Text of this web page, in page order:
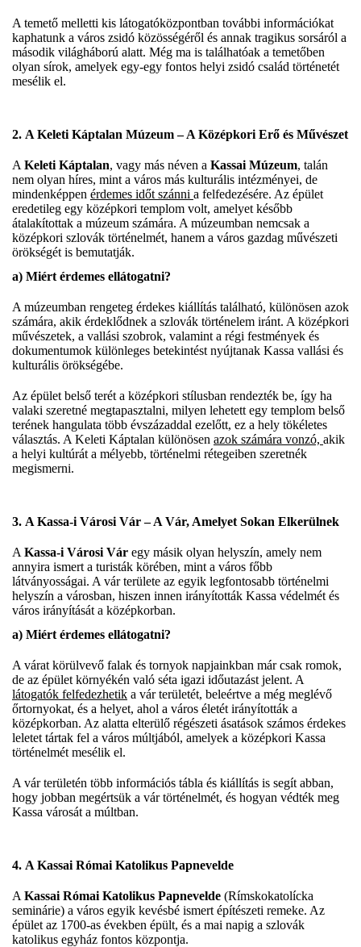
A temető melletti kis látogatóközpontban további információkat
kaphatunk a város zsidó közösségéről és annak tragikus sorsáról a
második világháború alatt. Még ma is találhatóak a temetőben
olyan sírok, amelyek egy-egy fontos helyi zsidó család történetét
mesélik el.
2. A Keleti Káptalan Múzeum – A Középkori Erő és Művészet
A Keleti Káptalan, vagy más néven a Kassai Múzeum, talán
nem olyan híres, mint a város más kulturális intézményei, de
mindenképpen érdemes időt szánni a felfedezésére. Az épület
eredetileg egy középkori templom volt, amelyet később
átalakítottak a múzeum számára. A múzeumban nemcsak a
középkori szlovák történelmét, hanem a város gazdag művészeti
örökségét is bemutatják.
a) Miért érdemes ellátogatni?
A múzeumban rengeteg érdekes kiállítás található, különösen azok
számára, akik érdeklődnek a szlovák történelem iránt. A középkori
művészetek, a vallási szobrok, valamint a régi festmények és
dokumentumok különleges betekintést nyújtanak Kassa vallási és
kulturális örökségébe.
Az épület belső terét a középkori stílusban rendezték be, így ha
valaki szeretné megtapasztalni, milyen lehetett egy templom belső
terének hangulata több évszázaddal ezelőtt, ez a hely tökéletes
választás. A Keleti Káptalan különösen azok számára vonzó, akik
a helyi kultúrát a mélyebb, történelmi rétegeiben szeretnék
megismerni.
3. A Kassa-i Városi Vár – A Vár, Amelyet Sokan Elkerülnek
A Kassa-i Városi Vár egy másik olyan helyszín, amely nem
annyira ismert a turisták körében, mint a város főbb
látványosságai. A vár területe az egyik legfontosabb történelmi
helyszín a városban, hiszen innen irányították Kassa védelmét és
város irányítását a középkorban.
a) Miért érdemes ellátogatni?
A várat körülvevő falak és tornyok napjainkban már csak romok,
de az épület környékén való séta igazi időutazást jelent. A
látogatók felfedezhetik a vár területét, beleértve a még meglévő
őrtornyokat, és a helyet, ahol a város életét irányították a
középkorban. Az alatta elterülő régészeti ásatások számos érdekes
leletet tártak fel a város múltjából, amelyek a középkori Kassa
történelmét mesélik el.
A vár területén több információs tábla és kiállítás is segít abban,
hogy jobban megértsük a vár történelmét, és hogyan védték meg
Kassa városát a múltban.
4. A Kassai Római Katolikus Papnevelde
A Kassai Római Katolikus Papnevelde (Rímskokatolícka
seminárie) a város egyik kevésbé ismert építészeti remeke. Az
épület az 1700-as években épült, és a mai napig a szlovák
katolikus egyház fontos központja.